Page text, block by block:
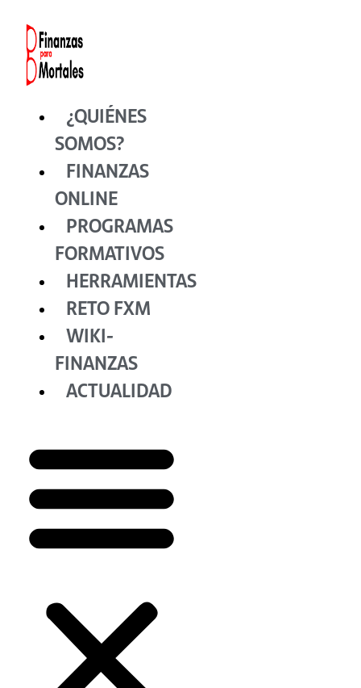
contenido
¿QUIÉNES
SOMOS?
FINANZAS
ONLINE
PROGRAMAS
FORMATIVOS
HERRAMIENTAS
RETO FXM
WIKI-
FINANZAS
ACTUALIDAD